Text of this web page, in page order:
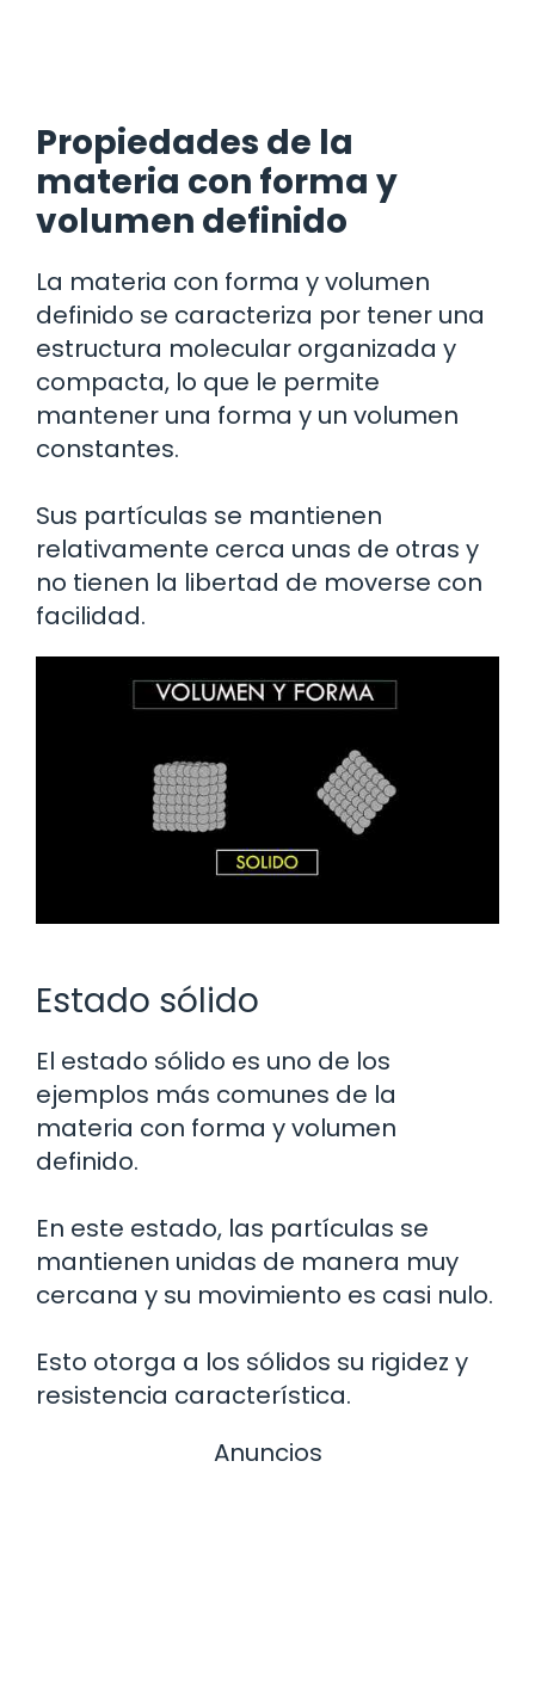
Propiedades de la
materia con forma y
volumen definido
La materia con forma y volumen
definido se caracteriza por tener una
estructura molecular organizada y
compacta, lo que le permite
mantener una forma y un volumen
constantes.
Sus partículas se mantienen
relativamente cerca unas de otras y
no tienen la libertad de moverse con
facilidad.
Estado sólido
El estado sólido es uno de los
ejemplos más comunes de la
materia con forma y volumen
definido.
En este estado, las partículas se
mantienen unidas de manera muy
cercana y su movimiento es casi nulo.
Esto otorga a los sólidos su rigidez y
resistencia característica.
Anuncios